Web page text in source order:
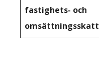
fastighets- och
omsättningsskatt